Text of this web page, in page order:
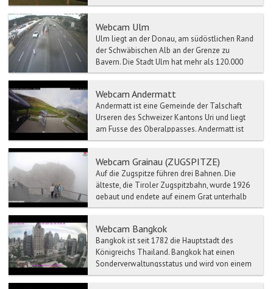
Postautolinie Malters-Schwa...
Webcam Ulm
Ulm liegt an der Donau, am südöstlichen Rand
der Schwäbischen Alb an der Grenze zu
Bayern. Die Stadt Ulm hat mehr als 120.000
Einwohner, bildet ei...
Webcam Andermatt
Andermatt ist eine Gemeinde der Talschaft
Urseren des Schweizer Kantons Uri und liegt
am Fusse des Oberalppasses. Andermatt ist
Hauptort des Ursere...
Webcam Grainau (ZUGSPITZE)
Auf die Zugspitze führen drei Bahnen. Die
älteste, die Tiroler Zugspitzbahn, wurde 1926
gebaut und endete auf einem Grat unterhalb
des Gipfels, bev...
Webcam Bangkok
Bangkok ist seit 1782 die Hauptstadt des
Königreichs Thailand. Bangkok hat einen
Sonderverwaltungsstatus und wird von einem
Gouverneur regiert. Die...